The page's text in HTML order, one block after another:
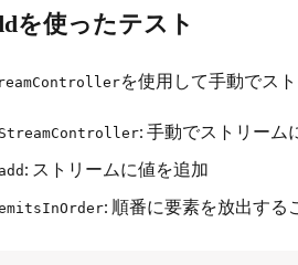
を使ったテスト
を使用して手動でス
StreamController: 手動でストリーム
add : ストリームに値を追加
: 順番に要素を放出する